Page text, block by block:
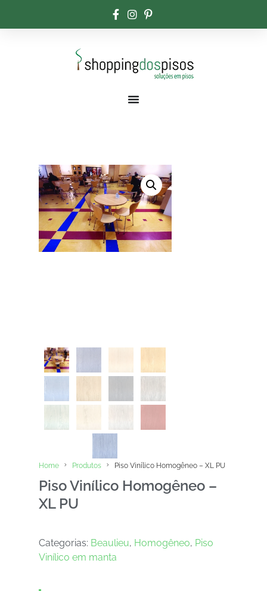
Home Produtos Piso Vinílico Homogêneo – XL PU
Piso Vinílico Homogêneo –
XL PU
Categorias: Beaulieu, Homogêneo, Piso
Vinílico em manta